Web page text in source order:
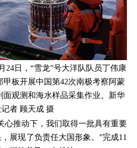
24日，“雪龙”号大洋队队员丁伟康
甲板开展中国第42次南极考察阿蒙
面观测和海水样品采集作业。新华
记者 顾天成 摄
心推动下，我们取得一批具有重要
展现了负责任大国形象。”完成11